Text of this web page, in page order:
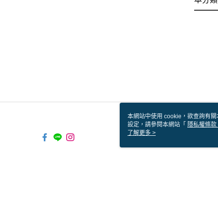
本網站中使用 cookie，欲查詢有
設定，請參閱本網站「 隱私權條款
使用 cookie。
了解更多 >